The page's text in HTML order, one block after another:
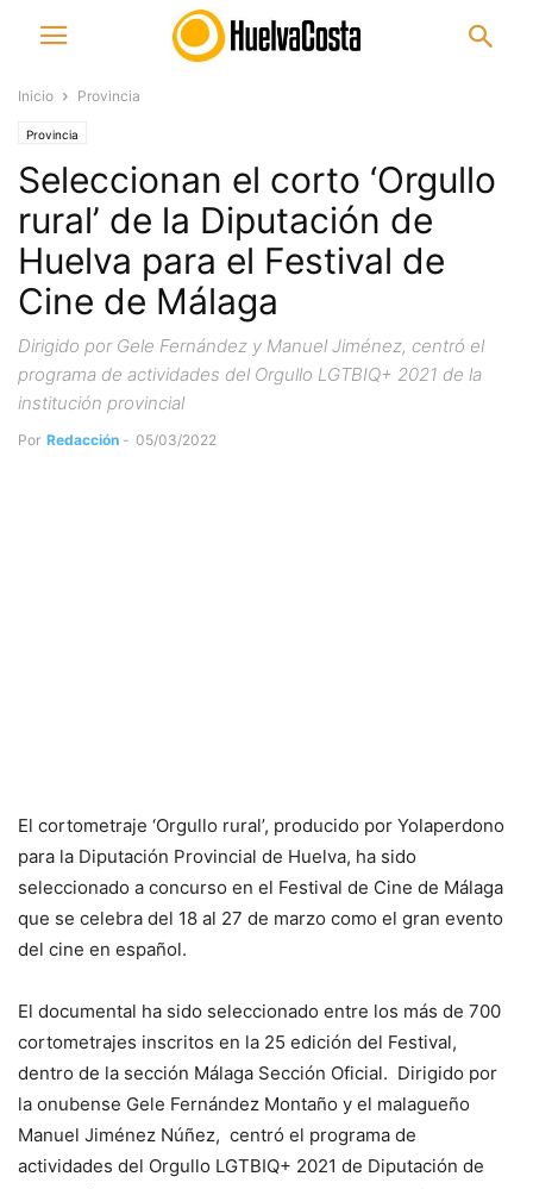
Inicio Provincia
Provincia
Seleccionan el corto ‘Orgullo
rural’ de la Diputación de
Huelva para el Festival de
Cine de Málaga
Dirigido por Gele Fernández y Manuel Jiménez, centró el
programa de actividades del Orgullo LGTBIQ+ 2021 de la
institución provincial
Por Redacción - 05/03/2022
El cortometraje ‘Orgullo rural’, producido por Yolaperdono
para la Diputación Provincial de Huelva, ha sido
seleccionado a concurso en el Festival de Cine de Málaga
que se celebra del 18 al 27 de marzo como el gran evento
del cine en español.
El documental ha sido seleccionado entre los más de 700
cortometrajes inscritos en la 25 edición del Festival,
dentro de la sección Málaga Sección Oficial. Dirigido por
la onubense Gele Fernández Montaño y el malagueño
Manuel Jiménez Núñez, centró el programa de
actividades del Orgullo LGTBIQ+ 2021 de Diputación de